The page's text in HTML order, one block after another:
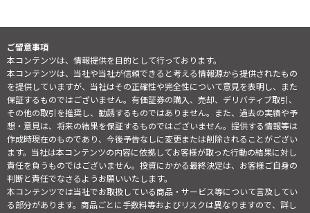
ご留意事項
本コンテンツは、情報提供を目的として行っております。
本コンテンツは、当社や当社が信頼できると考える情報源から提供されたもの
を提供していますが、当社はその正確性や完全性について意見を表明し、また
保証するものではございません。有価証券の購入、売却、デリバティブ取引、
その他の取引を推奨し、勧誘するものではありません。また、過去の実績や予
想・意見は、将来の結果を保証するものではございません。提供する情報等は
作成時現在のものであり、今後予告なしに変更または削除されることがござい
ます。当社は本コンテンツの内容に依拠してお客様が取った行動の結果に対し
責任を負うものではございません。投資にかかる最終決定は、お客様ご自身の
判断と責任でなさるようお願いいたします。
本コンテンツでは当社でお取扱している商品・サービス等について言及してい
る部分があります。商品ごとに手数料等およびリスクは異なりますので、詳し